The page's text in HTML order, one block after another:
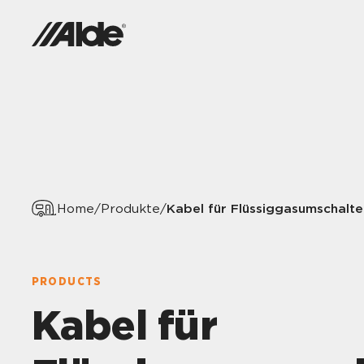
Home/Produkte/Kabel für
PRODUCTS
Kabel für